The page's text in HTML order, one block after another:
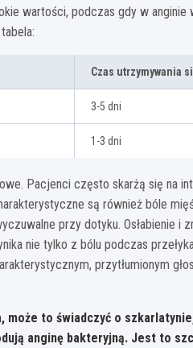
wartości, podczas gdy w
Czas utrzymywania
3-5 dni
1-3 dni
Pacjenci często skarżą się na
są również bóle
przy dotyku. Osłabienie i
nie tylko z bólu podczas
przytłumionym
to świadczyć o
anginę bakteryjną. Jest to